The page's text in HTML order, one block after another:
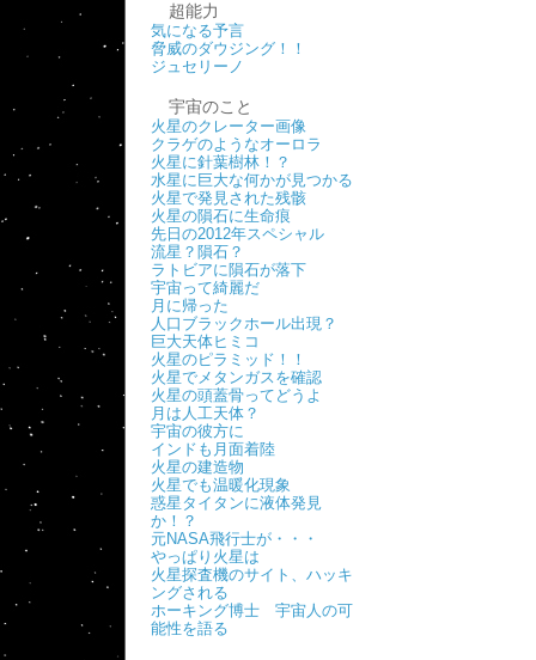
超能力
気になる予言
脅威のダウジング！！
ジュセリーノ
宇宙のこと
火星のクレーター画像
クラゲのようなオーロラ
火星に針葉樹林！？
水星に巨大な何かが見つかる
火星で発見された残骸
火星の隕石に生命痕
先日の2012年スペシャル
流星？隕石？
ラトビアに隕石が落下
宇宙って綺麗だ
月に帰った
人口ブラックホール出現？
巨大天体ヒミコ
火星のピラミッド！！
火星でメタンガスを確認
火星の頭蓋骨ってどうよ
月は人工天体？
宇宙の彼方に
インドも月面着陸
火星の建造物
火星でも温暖化現象
惑星タイタンに液体発見
か！？
元NASA飛行士が・・・
やっぱり火星は
火星探査機のサイト、ハッキ
ングされる
ホーキング博士 宇宙人の可
能性を語る